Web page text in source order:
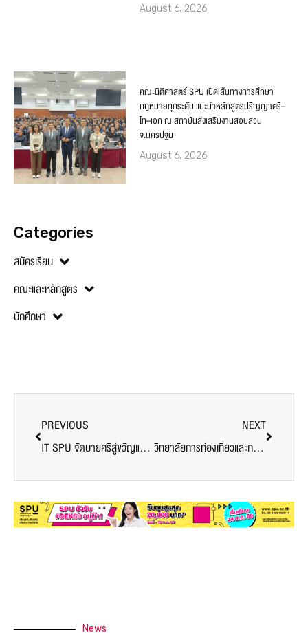
August 6, 2026
คณะนิติศาสตร์ SPU เปิดเส้นทางการศึกษา
กฎหมายทุกระดับ แนะนำหลักสูตรปริญญาตรี–
โท–เอก ณ สถาบันส่งเสริมงานสอบสวน
จ.นครปฐม
August 6, 2026
Categories
สมัครเรียน
คณะและหลักสูตร
นักศึกษา
PREVIOUS
IT SPU จัดบายศรีสู่ขวัญและฝากตัวเป็นศิษย์ นักศึกษาใหม่”65
NEXT
วิทยาลัยการท่องเที่ยวและการบริการ SPU จัดพิธีบายศรีสู่ขวัญน้องใหม่”65
News